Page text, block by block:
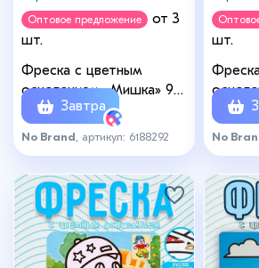
Оптовое предложение
от 3
шт.
Фреска с цветным
основанием «Мишка» 9
цветов песка по 2 г
Завтра
No Brand , артикул: 6188292
шт.
6
No